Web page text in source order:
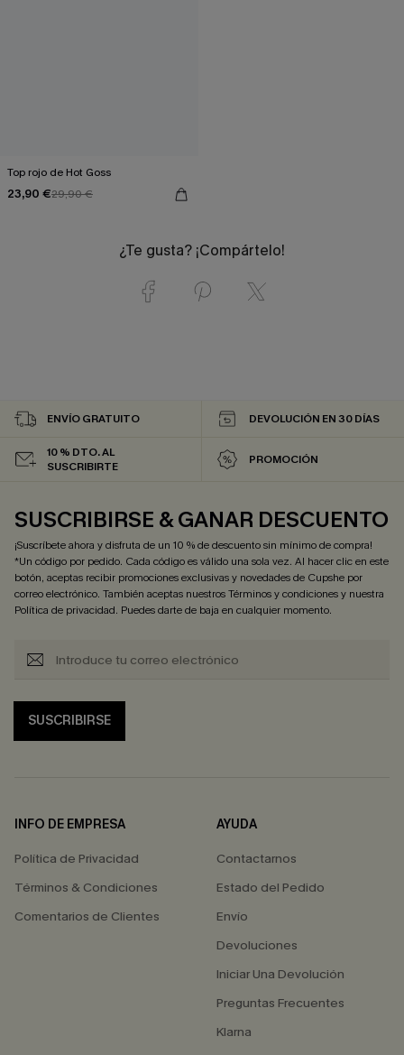
Top rojo de Hot Goss
23,90 €29,90 €
¿Te gusta? ¡Compártelo!
ENVÍO GRATUITO DEVOLUCIÓN EN 30 DÍAS
10 % DTO. AL
SUSCRIBIRTE
PROMOCIÓN
SUSCRIBIRSE & GANAR DESCUENTO
¡Suscríbete ahora y disfruta de un 10 % de descuento sin mínimo de compra!
*Un código por pedido. Cada código es válido una sola vez. Al hacer clic en este
botón, aceptas recibir promociones exclusivas y novedades de Cupshe por
correo electrónico. También aceptas nuestrosTérminos y condicionesy nuestra
Política de privacidad. Puedes darte de baja en cualquier momento.
SUSCRIBIRSE
INFO DE EMPRESA
Política de Privacidad
Términos & Condiciones
Comentarios de Clientes
AYUDA
Contactarnos
Estado del Pedido
Envío
Devoluciones
Iniciar Una Devolución
Preguntas Frecuentes
Klarna